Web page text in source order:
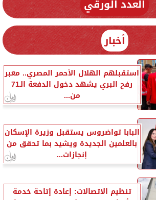
العدد الورقي
أخبار
استقبلهم الهلال الأحمر المصري.. معبر
رفح البري يشهد دخول الدفعة الـ71
من...
البابا تواضروس يستقبل وزيرة الإسكان
بالعلمين الجديدة ويشيد بما تحقق من
إنجازات...
تنظيم الاتصالات: إعادة إتاحة خدمة